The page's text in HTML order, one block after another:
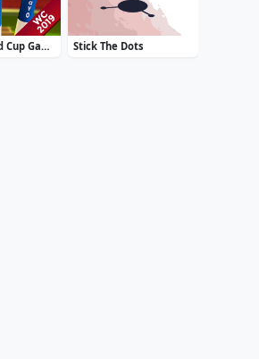
Cricket World Cup Game 2019 Mini Ground Cricke Stick The Dots